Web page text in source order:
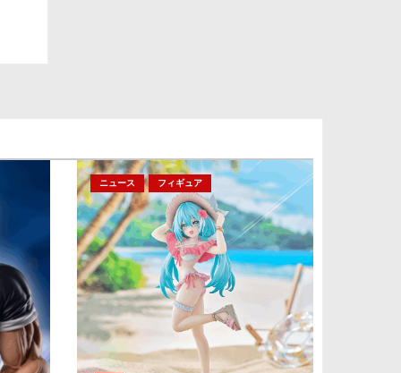
ニュース フィギュア